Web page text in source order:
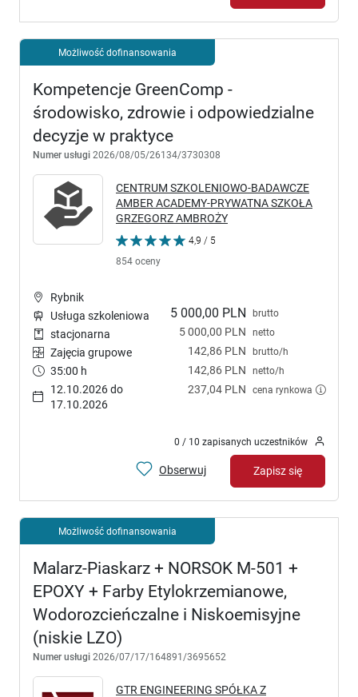
Możliwość dofinansowania
Kompetencje GreenComp -
środowisko, zdrowie i odpowiedzialne
decyzje w praktyce
Numer usługi 2026/08/05/26134/3730308
CENTRUM SZKOLENIOWO-BADAWCZE
AMBER ACADEMY-PRYWATNA SZKOŁA
GRZEGORZ AMBROŻY
4,9 / 5
854 oceny
5 000,00 PLN brutto
5 000,00 PLN netto
142,86 PLN brutto/h
142,86 PLN netto/h
237,04 PLN cena rynkowa
Rybnik
Usługa szkoleniowa
stacjonarna
Zajęcia grupowe
35:00 h
12.10.2026 do
17.10.2026
0 / 10 zapisanych uczestników
Obserwuj Zapisz się
Możliwość dofinansowania
Malarz-Piaskarz + NORSOK M-501 +
EPOXY + Farby Etylokrzemianowe,
Wodorozcieńczalne i Niskoemisyjne
(niskie LZO)
Numer usługi 2026/07/17/164891/3695652
GTR ENGINEERING SPÓŁKA Z